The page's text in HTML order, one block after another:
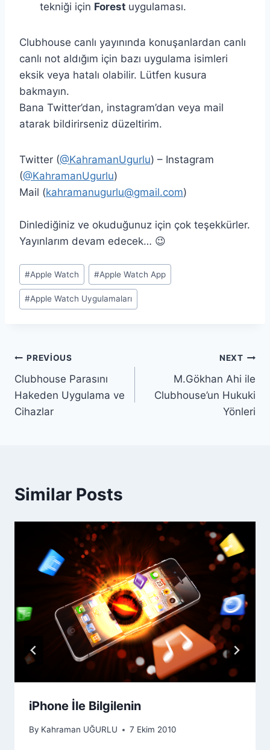
tekniği için Forest uygulaması.
Clubhouse canlı yayınında konuşanlardan canlı
canlı not aldığım için bazı uygulama isimleri
eksik veya hatalı olabilir. Lütfen kusura
bakmayın.
Bana Twitter’dan, instagram’dan veya mail
atarak bildirirseniz düzeltirim.
Twitter (@KahramanUgurlu) – Instagram
(@KahramanUgurlu)
Mail (kahramanugurlu@gmail.com)
Dinlediğiniz ve okuduğunuz için çok teşekkürler.
Yayınlarım devam edecek… 😉
Post
Tags:
#Apple Watch #Apple Watch App
#Apple Watch Uygulamaları
Yazı
gezinmesi
PREVIOUS
Clubhouse Parasını
Hakeden Uygulama ve
Cihazlar
NEXT
M.Gökhan Ahi ile
Clubhouse’un Hukuki
Yönleri
Similar Posts
iPhone İle Bilgilenin
By Kahraman UĞURLU 7 Ekim 2010